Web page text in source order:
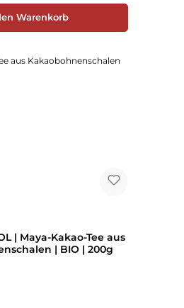
Warenkorb
| Maya-Kakao-Tee aus
| BIO | 200g